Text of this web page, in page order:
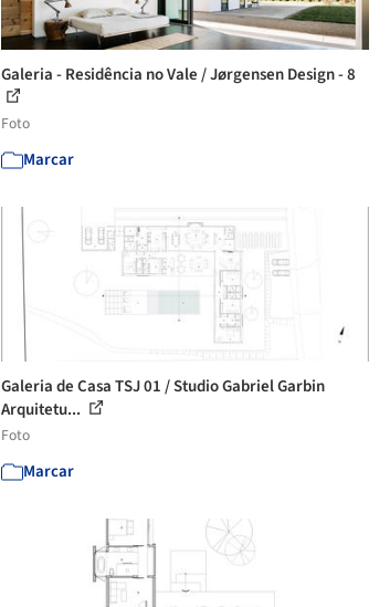
Galeria - Residência no Vale / Jørgensen Design - 8
Foto
Marcar
Galeria de Casa TSJ 01 / Studio Gabriel Garbin
Arquitetu...
Foto
Marcar